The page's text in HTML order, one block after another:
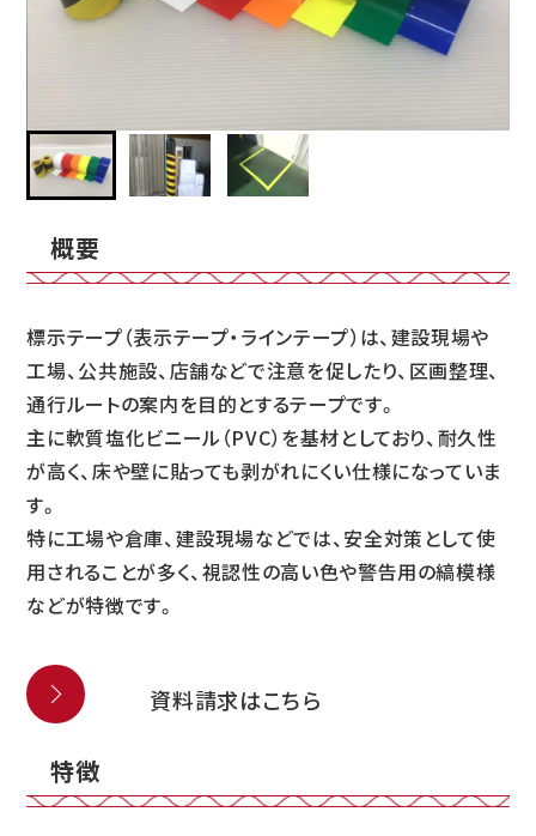
概要
標示テープ（表示テープ・ラインテープ）は、建設現場や
工場、公共施設、店舗などで注意を促したり、区画整理、
通行ルートの案内を目的とするテープです。
主に軟質塩化ビニール（PVC）を基材としており、耐久性
が高く、床や壁に貼っても剥がれにくい仕様になっていま
す。
特に工場や倉庫、建設現場などでは、安全対策として使
用されることが多く、視認性の高い色や警告用の縞模様
などが特徴です。
資料請求はこちら
特徴